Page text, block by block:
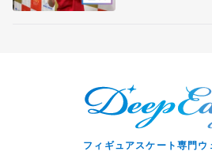
フィギュアスケート専門ウ